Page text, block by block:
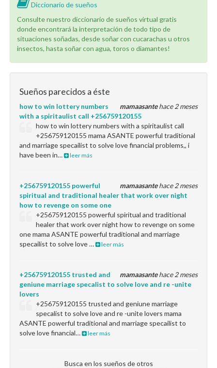
Diccionario de sueños
Consulte nuestro diccionario de sueños virtual gratis
donde encontrará la interpretación de todo tipo de
situaciones soñadas, desde soñar con cucarachas u otros
insectos, hasta soñar con agua, toros o diamantes!
Sueños parecidos a éste
mamaasantehace 2 meses
how to win lottery numbers
with a spiritaulist call +256759120155
how to win lottery numbers with a spiritaulist call
+256759120155 mama ASANTE powerful traditional
and marriage specailist to solve love financial problems,, i
have been in…
leer más
mamaasantehace 2 meses
+256759120155 powerful
spiritual and traditional healer that work over night
how to revenge on some one
+256759120155 powerful spiritual and traditional
healer that work over night how to revenge on some
one mama ASANTE powerful traditional and marriage
specailist to solve love …
leer más
mamaasantehace 2 meses
+256759120155 trusted and
geniune marriage specalist to solve love and re -unite
lovers
+256759120155 trusted and geniune marriage
specalist to solve love and re -unite lovers mama
ASANTE powerful traditional and marriage specailist to
solve love financial…
leer más
Busca en los sueños de otros